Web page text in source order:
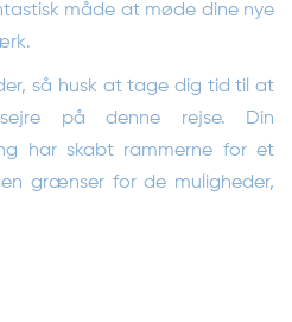
måde at møde dine nye
så husk at tage dig tid til at
på denne rejse. Din
har skabt rammerne for et
grænser for de muligheder,